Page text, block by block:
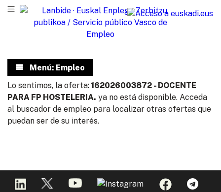
Menú: Empleo
Lo sentimos, la oferta: 162026003872 - DOCENTE
PARA FP HOSTELERIA. ya no está disponible. Acceda
al buscador de empleo para localizar otras ofertas que
puedan ser de su interés.